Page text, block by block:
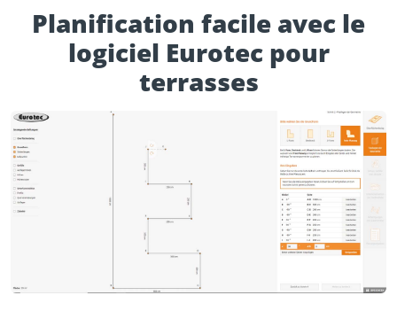
Planification facile avec le
logiciel Eurotec pour
terrasses